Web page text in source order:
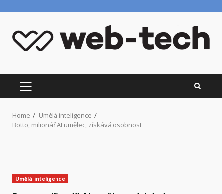
content
PRIMARY
MENU
Home
Umělá inteligence
Botto, milionář AI umělec, získává osobnost
Umělá inteligence